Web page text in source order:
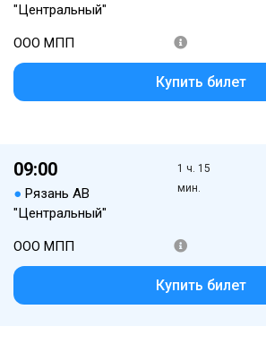
"Центральный"
ООО МПП
Купить билет
09:00
● Рязань АВ
"Центральный"
1 ч. 15
мин.
ООО МПП
Купить билет